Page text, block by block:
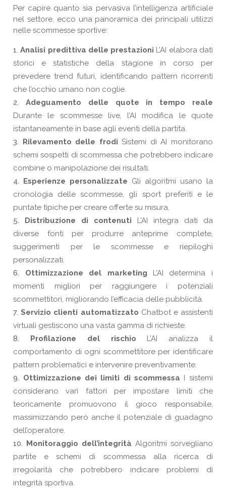
Per capire quanto sia pervasiva l’intelligenza artificiale
nel settore, ecco una panoramica dei principali utilizzi
nelle scommesse sportive:
Analisi predittiva delle prestazioni L’AI elabora dati
storici e statistiche della stagione in corso per
prevedere trend futuri, identificando pattern ricorrenti
che l’occhio umano non coglie.
Adeguamento delle quote in tempo reale
Durante le scommesse live, l’AI modifica le quote
istantaneamente in base agli eventi della partita.
Rilevamento delle frodiSistemi di AI monitorano
schemi sospetti di scommessa che potrebbero indicare
combine o manipolazione dei risultati.
Esperienze personalizzate Gli algoritmi usano la
cronologia delle scommesse, gli sport preferiti e le
puntate tipiche per creare offerte su misura.
Distribuzione di contenuti L’AI integra dati da
diverse fonti per produrre anteprime complete,
suggerimenti per le scommesse e riepiloghi
personalizzati.
Ottimizzazione del marketing L’AI determina i
momenti migliori per raggiungere i potenziali
scommettitori, migliorando l’efficacia delle pubblicità.
Servizio clienti automatizzato Chatbot e assistenti
virtuali gestiscono una vasta gamma di richieste.
Profilazione del rischio L’AI analizza il
comportamento di ogni scommettitore per identificare
pattern problematici e intervenire preventivamente.
Ottimizzazione dei limiti di scommessa I sistemi
considerano vari fattori per impostare limiti che
teoricamente promuovono il gioco responsabile,
massimizzando però anche il potenziale di guadagno
dell’operatore.
Monitoraggio dell’integrità Algoritmi sorvegliano
partite e schemi di scommessa alla ricerca di
irregolarità che potrebbero indicare problemi di
integrità sportiva.